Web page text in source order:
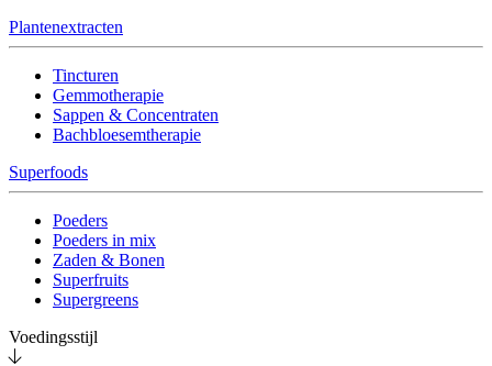
Plantenextracten
Tincturen
Gemmotherapie
Sappen & Concentraten
Bachbloesemtherapie
Superfoods
Poeders
Poeders in mix
Zaden & Bonen
Superfruits
Supergreens
Voedingsstijl